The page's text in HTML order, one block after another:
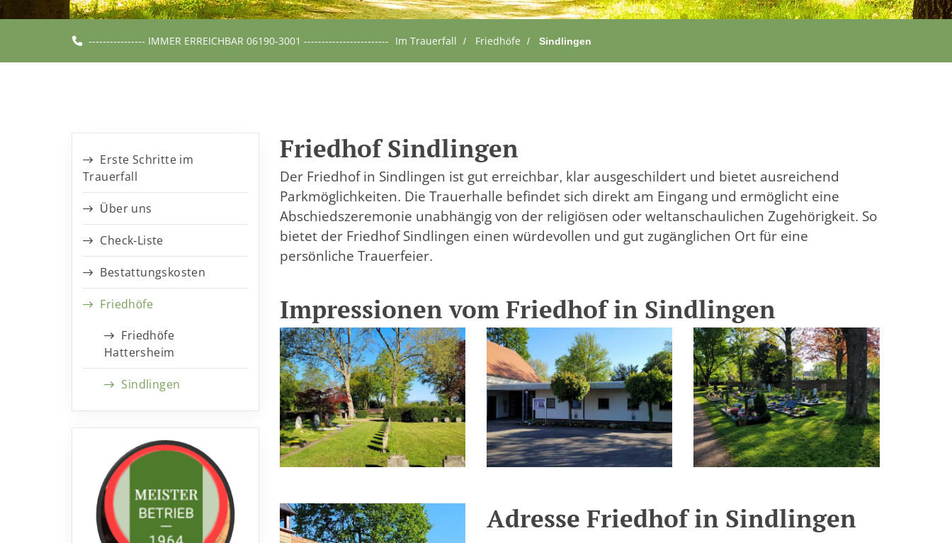
---------------- IMMER ERREICHBAR 06190-3001 ------------------------ Im Trauerfall Friedhöfe Sindlingen
Friedhof Sindlingen
Der Friedhof in Sindlingen ist gut erreichbar, klar ausgeschildert und bietet ausreichend
Parkmöglichkeiten. Die Trauerhalle befindet sich direkt am Eingang und ermöglicht eine
Abschiedszeremonie unabhängig von der religiösen oder weltanschaulichen Zugehörigkeit. So
bietet der Friedhof Sindlingen einen würdevollen und gut zugänglichen Ort für eine
persönliche Trauerfeier.
Impressionen vom Friedhof in Sindlingen
Adresse Friedhof in Sindlingen
Erste Schritte im
Trauerfall
Über uns
Check-Liste
Bestattungskosten
Friedhöfe
Friedhöfe
Hattersheim
Sindlingen